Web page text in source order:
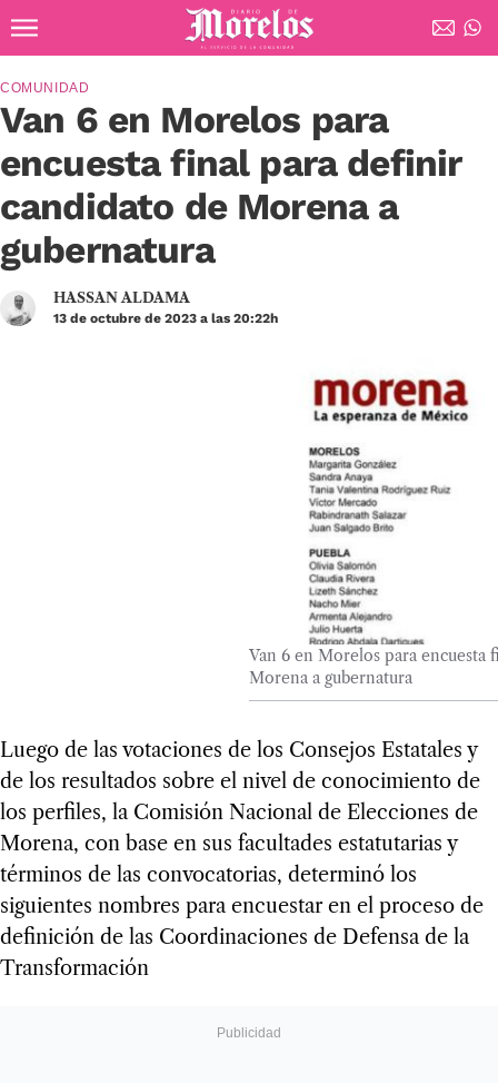
Diario de Morelos
Van 6 en Morelos para
encuesta final para definir
candidato de Morena a
gubernatura
COMUNIDAD
HASSAN ALDAMA
13 de octubre de 2023 a las 20:22h
Van 6 en Morelos para
Morena a gubernatura
Luego de las votaciones de los Consejos Estatales y
de los resultados sobre el nivel de conocimiento de
los perfiles, la Comisión Nacional de Elecciones de
Morena, con base en sus facultades estatutarias y
términos de las convocatorias, determinó los
siguientes nombres para encuestar en el proceso de
definición de las Coordinaciones de Defensa de la
Transformación